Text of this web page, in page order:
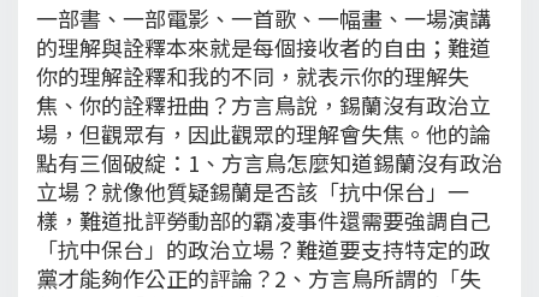
一部書、一部電影、一首歌、一幅畫、一場演講
的理解與詮釋本來就是每個接收者的自由；難道
你的理解詮釋和我的不同，就表示你的理解失
焦、你的詮釋扭曲？方言鳥說，錫蘭沒有政治立
場，但觀眾有，因此觀眾的理解會失焦。他的論
點有三個破綻：1、方言鳥怎麼知道錫蘭沒有政治
立場？就像他質疑錫蘭是否該「抗中保台」一
樣，難道批評勞動部的霸凌事件還需要強調自己
「抗中保台」的政治立場？難道要支持特定的政
黨才能夠作公正的評論？2、方言鳥所謂的「失